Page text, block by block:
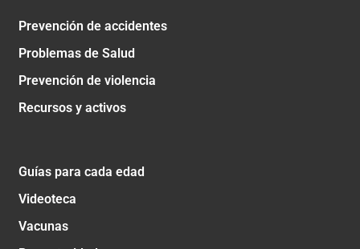
Prevención de accidentes
Problemas de Salud
Prevención de violencia
Recursos y activos
Guías para cada edad
Videoteca
Vacunas